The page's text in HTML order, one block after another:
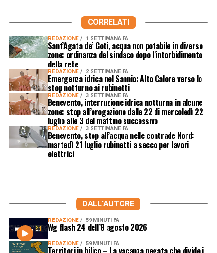
CORRELATI
REDAZIONE 1 SETTIMANA FA
Sant’Agata de’ Goti, acqua non potabile in diverse
zone: ordinanza del sindaco dopo l’intorbidimento
della rete
REDAZIONE 2 SETTIMANE FA
Emergenza idrica nel Sannio: Alto Calore verso lo
stop notturno ai rubinetti
REDAZIONE 3 SETTIMANE FA
Benevento, interruzione idrica notturna in alcune
zone: stop all’erogazione dalle 22 di mercoledì 22
luglio alle 3 del mattino successivo
REDAZIONE 3 SETTIMANE FA
Benevento, stop all’acqua nelle contrade Nord:
martedì 21 luglio rubinetti a secco per lavori
elettrici
DALL'AUTORE
REDAZIONE 59 MINUTI FA
Wg flash 24 dell’8 agosto 2026
REDAZIONE 59 MINUTI FA
Territori in bilico – La vacanza negata che divide i